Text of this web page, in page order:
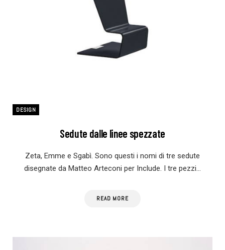
DESIGN
Sedute dalle linee spezzate
Zeta, Emme e Sgabì. Sono questi i nomi di tre sedute
disegnate da Matteo Arteconi per Include. I tre pezzi…
READ MORE